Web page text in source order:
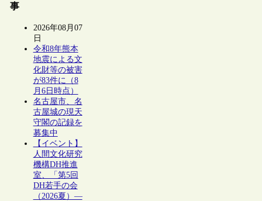
事
2026年08月07
日
令和8年熊本
地震による文
化財等の被害
が83件に（8
月6日時点）
名古屋市、名
古屋城の現天
守閣の記録を
募集中
【イベント】
人間文化研究
機構DH推進
室、「第5回
DH若手の会
（2026夏）―